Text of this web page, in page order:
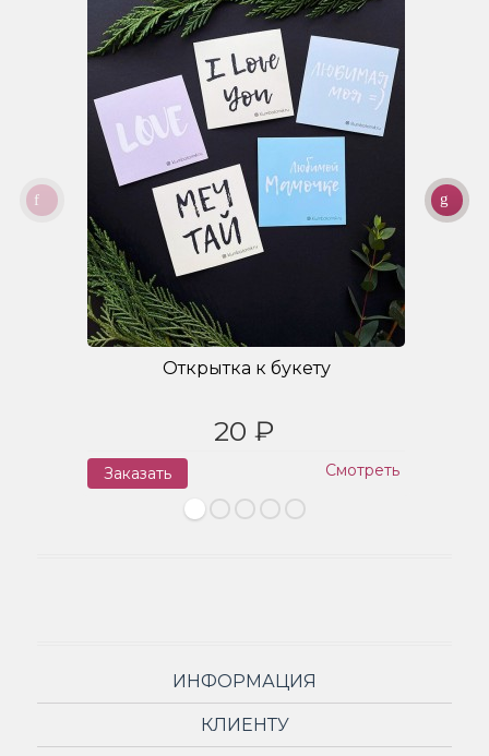
Открытка к букету
20 ₽
Заказать Смотреть
ИНФОРМАЦИЯ
КЛИЕНТУ